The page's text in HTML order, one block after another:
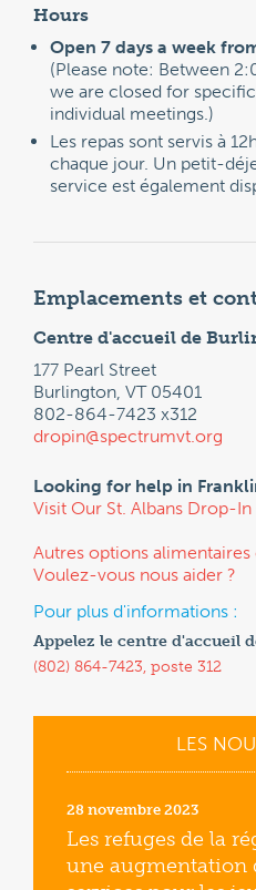
Hours
Open 7 days a week
(Please note: Between
we are closed for
individual meetings.)
Les repas sont servis à
chaque jour. Un petit-
service est également
Emplacements et
Centre d'accueil de
177 Pearl Street
Burlington, VT 05401
802-864-7423 x312
dropin@spectrumvt.org
Looking for help in
Visit Our St. Albans Drop-In
Autres options
Voulez-vous nous aider ?
Pour plus d'informations :
Appelez le centre d'accueil
(802) 864-7423, poste 312
LES
28 novembre 2023
Les refuges de la
une augmentation